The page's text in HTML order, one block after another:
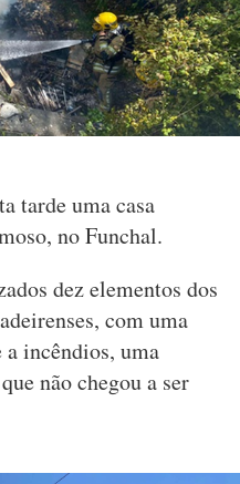
tarde uma casa
no Funchal.
dez elementos dos
com uma
incêndios, uma
não chegou a ser